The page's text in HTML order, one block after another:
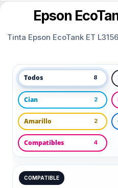
Epson
Tinta Epson EcoTank ET L3156
Todos 8
Cian 2
Amarillo 2
Compatibles 4
COMPATIBLE